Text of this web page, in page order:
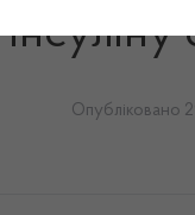
Опубліковано